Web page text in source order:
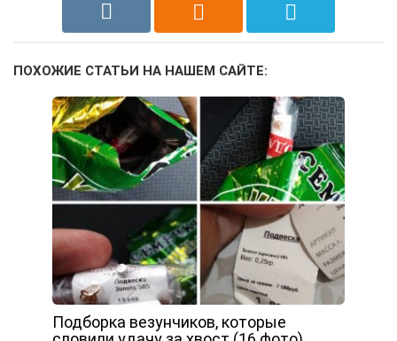
ПОХОЖИЕ СТАТЬИ НА НАШЕМ САЙТЕ:
Подборка везунчиков, которые